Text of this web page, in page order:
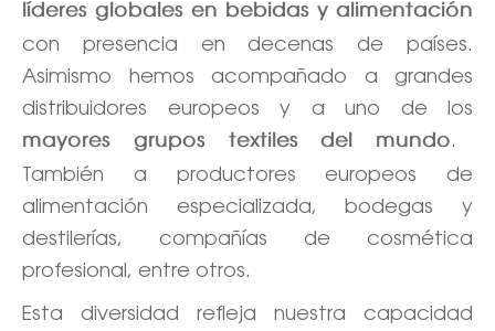
líderes globales en bebidas y alimentación
con presencia en decenas de países.
Asimismo hemos acompañado a grandes
distribuidores europeos y a uno de los
mayores grupos textiles del mundo.
También a productores europeos de
alimentación especializada, bodegas y
destilerías, compañías de cosmética
profesional, entre otros.
Esta diversidad refleja nuestra capacidad